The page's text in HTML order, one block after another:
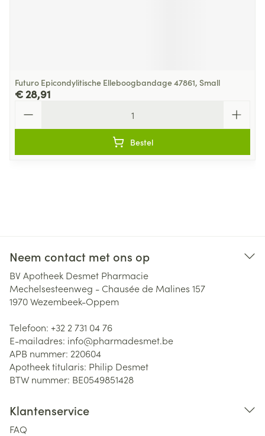
Futuro Epicondylitische Elleboogbandage 47861, Small
€ 28,91
Bestel
Neem contact met ons op
BV Apotheek Desmet Pharmacie
Mechelsesteenweg - Chausée de Malines 157
1970Wezembeek-Oppem
Telefoon: +32 2 731 04 76
E-mailadres: info@pharmadesmet.be
APB nummer: 220604
Apotheek titularis: Philip Desmet
BTW nummer: BE0549851428
Klantenservice
FAQ